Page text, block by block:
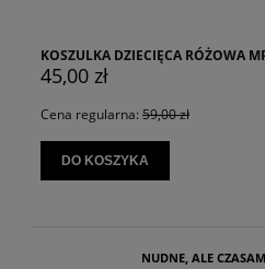
KOSZULKA DZIECIĘCA RÓŻOWA
45,00 zł
Cena regularna: 59,00 zł
DO KOSZYKA
NUDNE, ALE